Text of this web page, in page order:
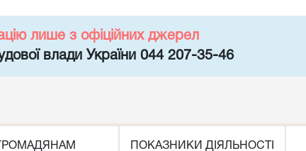
лише з офіційних джерел
влади України 044 207-35-46
ГРОМАДЯНАМ ПОКАЗНИКИ ДІЯЛЬНОСТІ